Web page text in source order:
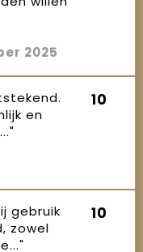
2025
en
10
gebruik
zowel
10